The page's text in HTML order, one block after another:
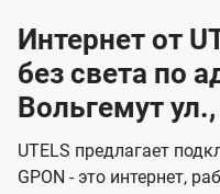
Интернет от
без света по
Вольгемут
UTELS предлагает
GPON - это интернет,